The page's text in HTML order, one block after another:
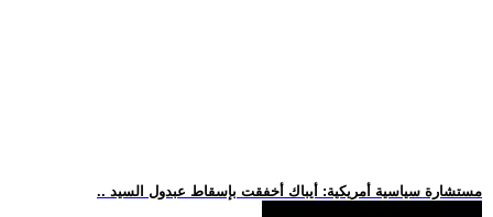
.. مستشارة سياسية أمريكية: أيباك أخفقت بإسقاط عبدول السيد